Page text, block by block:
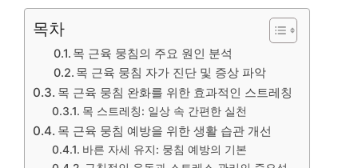
목차
목 근육 뭉침의 주요 원인 분석
목 근육 뭉침 자가 진단 및 증상 파악
목 근육 뭉침 완화를 위한 효과적인 스트레칭
목 스트레칭: 일상 속 간편한 실천
목 근육 뭉침 예방을 위한 생활 습관 개선
바른 자세 유지: 뭉침 예방의 기본